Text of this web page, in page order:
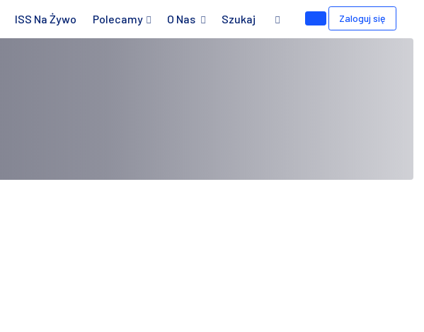
ISS Na Żywo Polecamy O Nas Szukaj Zaloguj się